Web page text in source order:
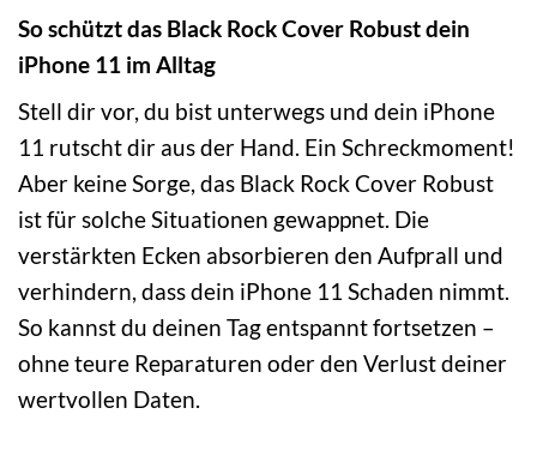
So schützt das Black Rock Cover Robust dein
iPhone 11 im Alltag
Stell dir vor, du bist unterwegs und dein iPhone
11 rutscht dir aus der Hand. Ein Schreckmoment!
Aber keine Sorge, das Black Rock Cover Robust
ist für solche Situationen gewappnet. Die
verstärkten Ecken absorbieren den Aufprall und
verhindern, dass dein iPhone 11 Schaden nimmt.
So kannst du deinen Tag entspannt fortsetzen –
ohne teure Reparaturen oder den Verlust deiner
wertvollen Daten.